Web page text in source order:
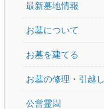
最新墓地情報
お墓について
お墓を建てる
お墓の修理・引越し
公営霊園